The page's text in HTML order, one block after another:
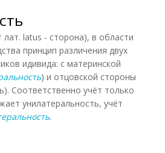
latus - сторона), в области
принцип различения двух
идивида: с материнской
) и отцовской стороны
Соответственно учёт только
унилатеральность, учёт
.